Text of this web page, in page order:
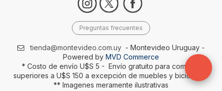
Preguntas frecuentes
tienda@montevideo.com.uy - Montevideo Uruguay -
Powered by MVD Commerce
* Costo de envío U$S 5 - Envío gratuito para compras
superiores a U$S 150 a excepción de muebles y bicicletas-
** Imagenes meramente ilustrativas